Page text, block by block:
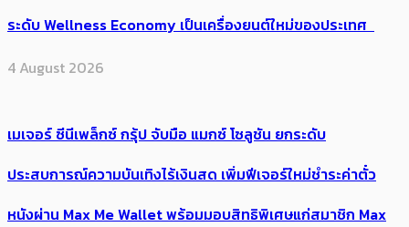
ระดับ Wellness Economy เป็นเครื่องยนต์ใหม่ของประเทศ
4 August 2026
เมเจอร์ ซีนีเพล็กซ์ กรุ้ป จับมือ แมกซ์ โซลูชัน ยกระดับ
ประสบการณ์ความบันเทิงไร้เงินสด เพิ่มฟีเจอร์ใหม่ชำระค่าตั๋ว
หนังผ่าน Max Me Wallet พร้อมมอบสิทธิพิเศษแก่สมาชิก Max